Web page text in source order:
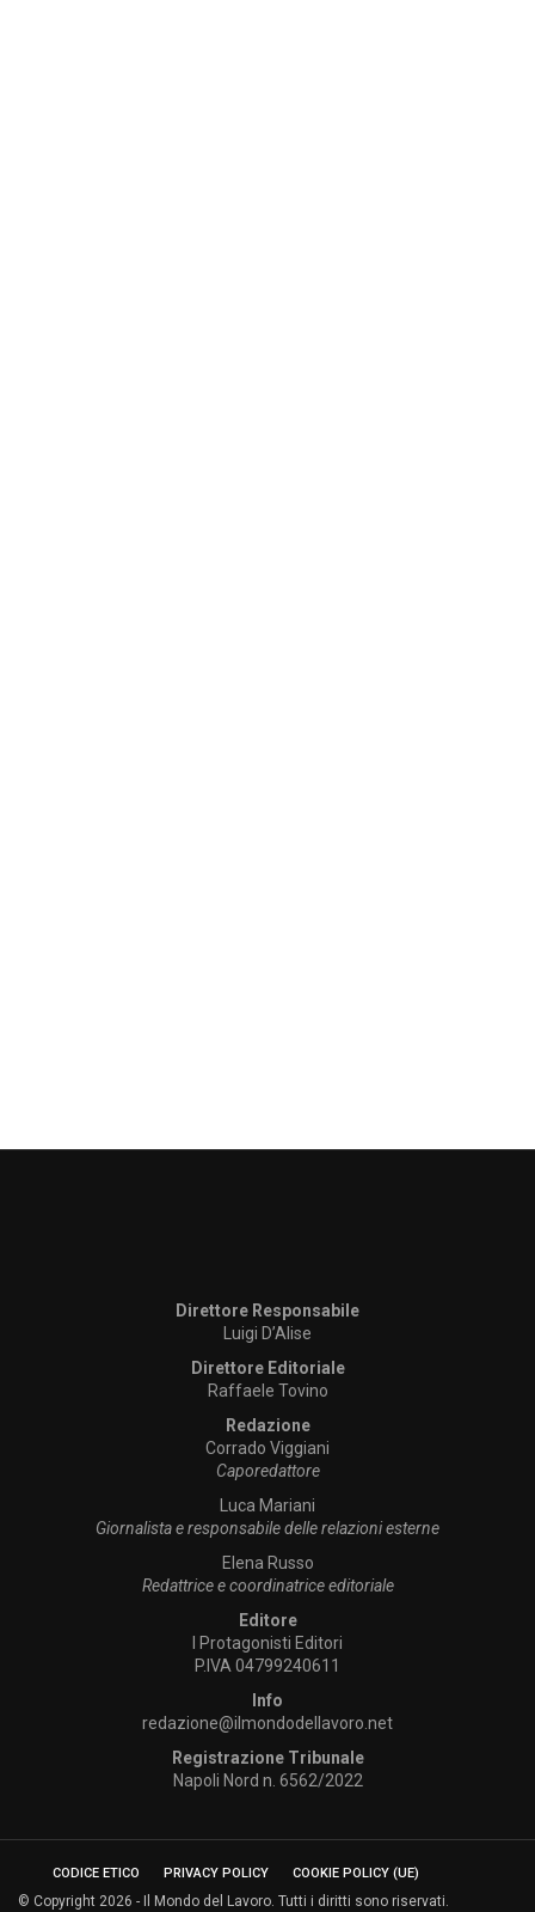
Direttore Responsabile
Luigi D’Alise
Direttore Editoriale
Raffaele Tovino
Redazione
Corrado Viggiani
Caporedattore
Luca Mariani
Giornalista e responsabile delle relazioni esterne
Elena Russo
Redattrice e coordinatrice editoriale
Editore
I Protagonisti Editori
P.IVA 04799240611
Info
redazione@ilmondodellavoro.net
Registrazione Tribunale
Napoli Nord n. 6562/2022
CODICE ETICO PRIVACY POLICY COOKIE POLICY (UE)
© Copyright 2026 - Il Mondo del Lavoro. Tutti i diritti sono riservati.